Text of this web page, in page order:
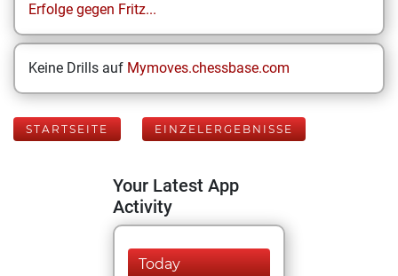
Erfolge gegen Fritz...
Keine Drills auf Mymoves.chessbase.com
STARTSEITE EINZELERGEBNISSE
Your Latest App
Activity
Today